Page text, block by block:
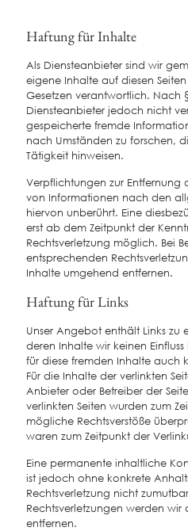
Haftung für Inhalte
Als Diensteanbieter sind wir
eigene Inhalte auf diesen
Gesetzen verantwortlich. Nach
Diensteanbieter jedoch nicht
gespeicherte fremde
nach Umständen zu forschen,
Tätigkeit hinweisen.
Verpflichtungen zur Entfernung
von Informationen nach den
hiervon unberührt. Eine
erst ab dem Zeitpunkt der
Rechtsverletzung möglich. Bei
entsprechenden
Inhalte umgehend entfernen.
Haftung für Links
Unser Angebot enthält Links zu
deren Inhalte wir keinen
für diese fremden Inhalte auch
Für die Inhalte der verlinkten
Anbieter oder Betreiber der
verlinkten Seiten wurden zum
mögliche Rechtsverstöße
waren zum Zeitpunkt der
Eine permanente inhaltliche
ist jedoch ohne konkrete
Rechtsverletzung nicht
Rechtsverletzungen werden wir
entfernen.